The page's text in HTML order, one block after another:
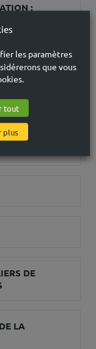
:
ET
DE LA
DE
DE
LA
les paramètres
que vous
tout
plus